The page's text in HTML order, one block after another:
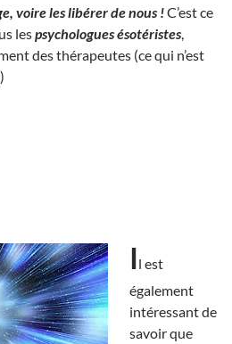
voire les libérer de nous !C’est ce
lespsychologues ésotéristes
des thérapeutes (ce qui n’est
Il est
également
intéressant de
savoir que